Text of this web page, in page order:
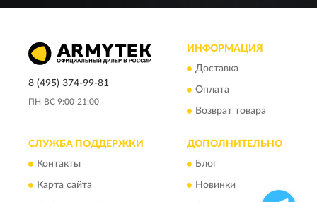
8 (495) 374-99-81
ПН-ВС 9:00-21:00
ИНФОРМАЦИЯ
Доставка
Оплата
Возврат товара
СЛУЖБА ПОДДЕРЖКИ
Контакты
Карта сайта
ДОПОЛНИТЕЛЬНО
Блог
Новинки